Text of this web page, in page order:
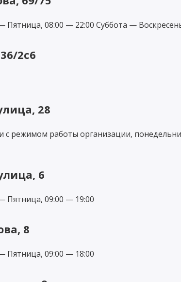
08:00 — 22:00 Суббота —
2с6
28
режимом работы организации,
6
Пятница, 09:00 — 19:00
8
Пятница, 09:00 — 18:00